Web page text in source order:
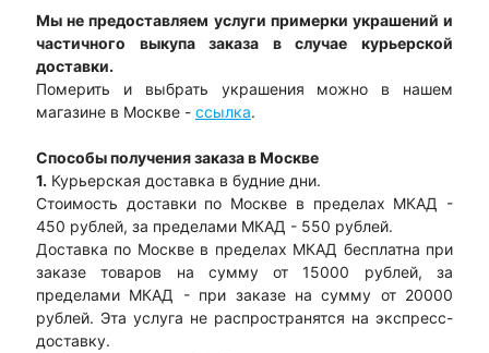
Мы не предоставляем услуги примерки украшений и
частичного выкупа заказа в случае курьерской
доставки.
Померить и выбрать украшения можно в нашем
магазине в Москве - ссылка.
Способы получения заказа в Москве
1. Курьерская доставка в будние дни.
Стоимость доставки по Москве в пределах МКАД -
450 рублей, за пределами МКАД - 550 рублей.
Доставка по Москве в пределах МКАД бесплатна при
заказе товаров на сумму от 15000 рублей, за
пределами МКАД - при заказе на сумму от 20000
рублей. Эта услуга не распространятся на экспресс-
доставку.